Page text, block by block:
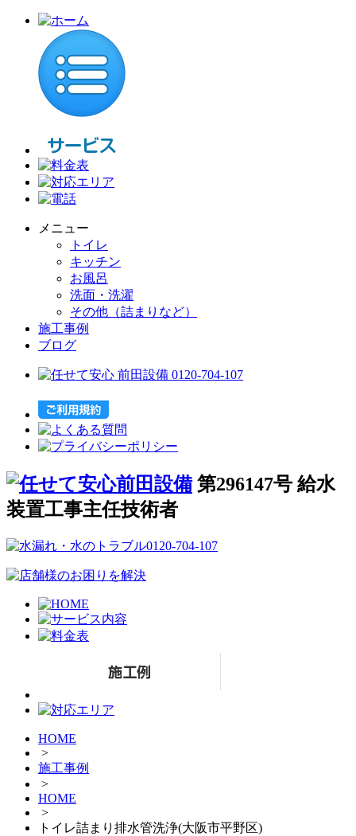
メニュー
トイレ
キッチン
お風呂
洗面・洗濯
その他（詰まりなど）
施工事例
ブログ
第296147号 給水
装置工事主任技術者
HOME
>
施工事例
>
HOME
>
トイレ詰まり排水管洗浄(大阪市平野区)